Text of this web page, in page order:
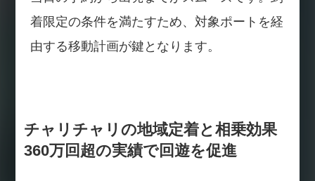
着限定の条件を満たすため、対象ポートを経
由する移動計画が鍵となります。
チャリチャリの地域定着と相乗効果
360万回超の実績で回遊を促進